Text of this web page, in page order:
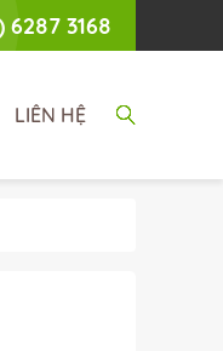
6287 3168
LIÊN HỆ